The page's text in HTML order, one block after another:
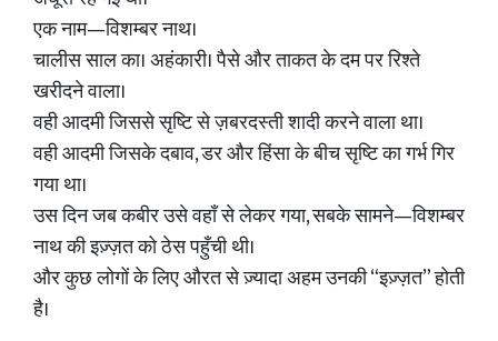
एक नाम—विशम्बर नाथ।
चालीस साल का। अहंकारी। पैसे और ताकत के दम पर रिश्ते
खरीदने वाला।
वही आदमी जिससे सृष्टि से ज़बरदस्ती शादी करने वाला था।
वही आदमी जिसके दबाव, डर और हिंसा के बीच सृष्टि का गर्भ गिर
गया था।
उस दिन जब कबीर उसे वहाँ से लेकर गया, सबके सामने—विशम्बर
नाथ की इज़्ज़त को ठेस पहुँची थी।
और कुछ लोगों के लिए औरत से ज़्यादा अहम उनकी “इज़्ज़त” होती
है।